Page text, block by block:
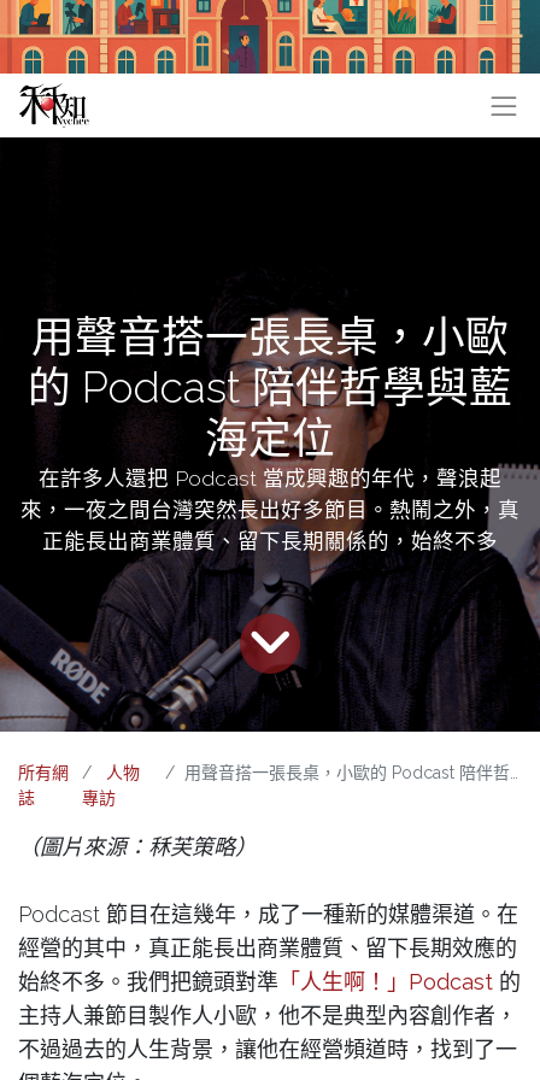
用聲音搭一張長桌，小歐
的 Podcast 陪伴哲學與藍
海定位
在許多人還把 Podcast 當成興趣的年代，聲浪起
來，一夜之間台灣突然長出好多節目。熱鬧之外，真
正能長出商業體質、留下長期關係的，始終不多
所有網
誌
人物
專訪
用聲音搭一張長桌，小歐的 Podcast 陪伴哲學與藍海定位
（圖片來源：秝芙策略）
Podcast 節目在這幾年，成了一種新的媒體渠道。在
經營的其中，真正能長出商業體質、留下長期效應的
始終不多。我們把鏡頭對準 「人生啊！」Podcast 的
主持人兼節目製作人小歐，他不是典型內容創作者，
不過過去的人生背景，讓他在經營頻道時，找到了一